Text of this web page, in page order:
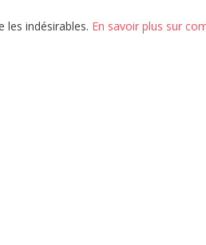
les indésirables. En savoir plus sur